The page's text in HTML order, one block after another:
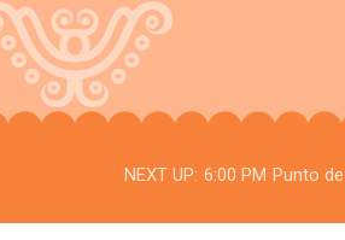
NEXT UP: 6:00 PM Punto